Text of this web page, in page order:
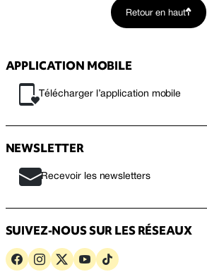
Retour en haut
APPLICATION MOBILE
Télécharger l’application mobile
NEWSLETTER
Recevoir les newsletters
SUIVEZ-NOUS SUR LES RÉSEAUX